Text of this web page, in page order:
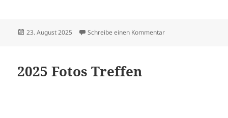
Veröffentlicht
23. August 2025 Schreibe einen Kommentarzu Sängerfest in
2025 Fotos Treffen